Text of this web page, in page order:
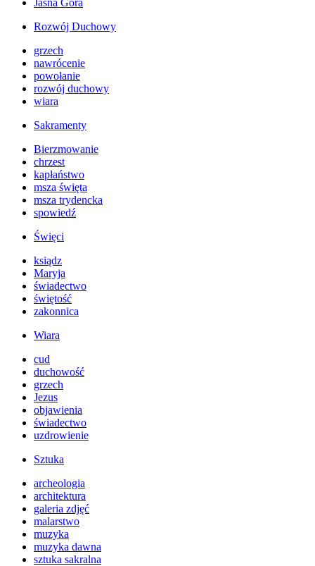
Jasna Góra
Rozwój Duchowy
grzech
nawrócenie
powołanie
rozwój duchowy
wiara
Sakramenty
Bierzmowanie
chrzest
kapłaństwo
msza święta
msza trydencka
spowiedź
Święci
ksiądz
Maryja
świadectwo
świętość
zakonnica
Wiara
cud
duchowość
grzech
Jezus
objawienia
świadectwo
uzdrowienie
Sztuka
archeologia
architektura
galeria zdjęć
malarstwo
muzyka
muzyka dawna
sztuka sakralna